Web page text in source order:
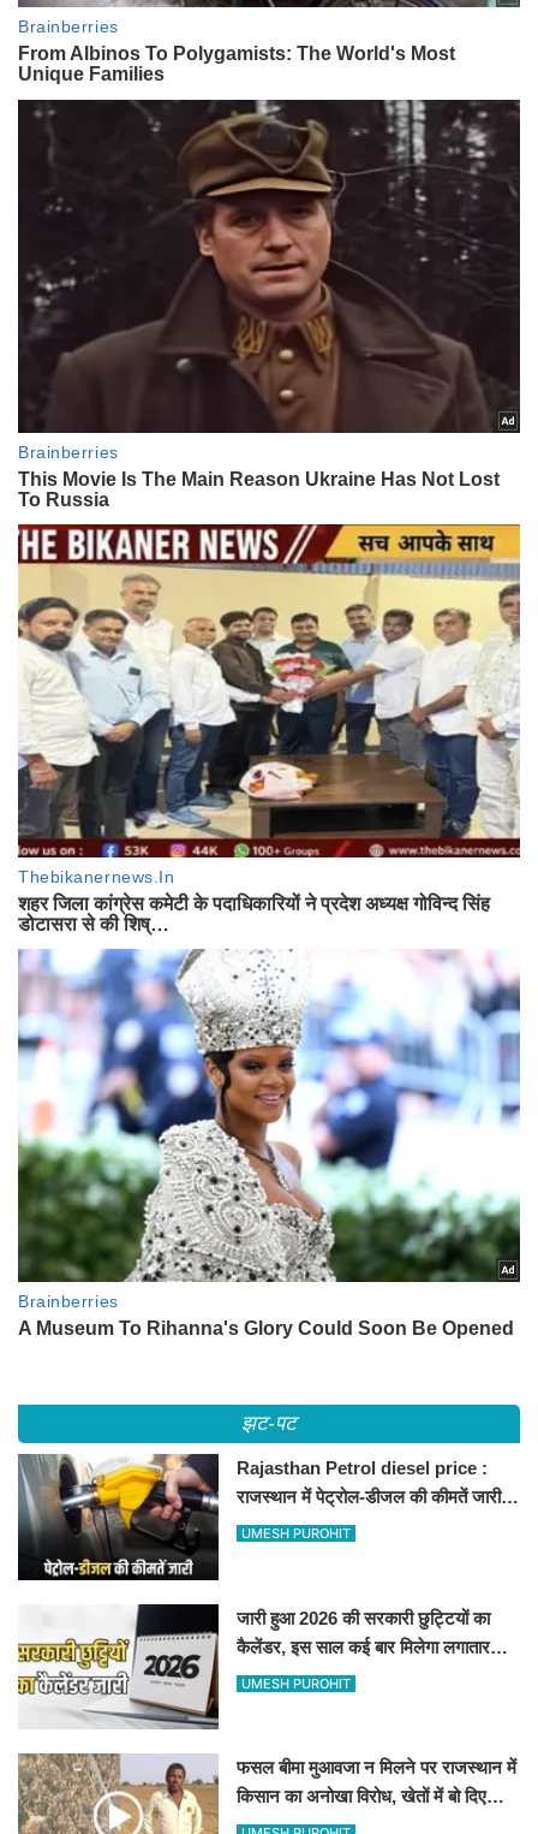
झट-पट
Rajasthan Petrol diesel price :
राजस्थान में पेट्रोल-डीजल की कीमतें जारी,
जानिए बीकानेर समेत पुरे प्रदेश में नए रेट
UMESH PUROHIT
जारी हुआ 2026 की सरकारी छुट्टियों का
कैलेंडर, इस साल कई बार मिलेगा लगातार
अवकाश, देखें
UMESH PUROHIT
फसल बीमा मुआवजा न मिलने पर राजस्थान में
किसान का अनोखा विरोध, खेतों में बो दिए
500-500 रुपए के नोट, वीडियो वायरल